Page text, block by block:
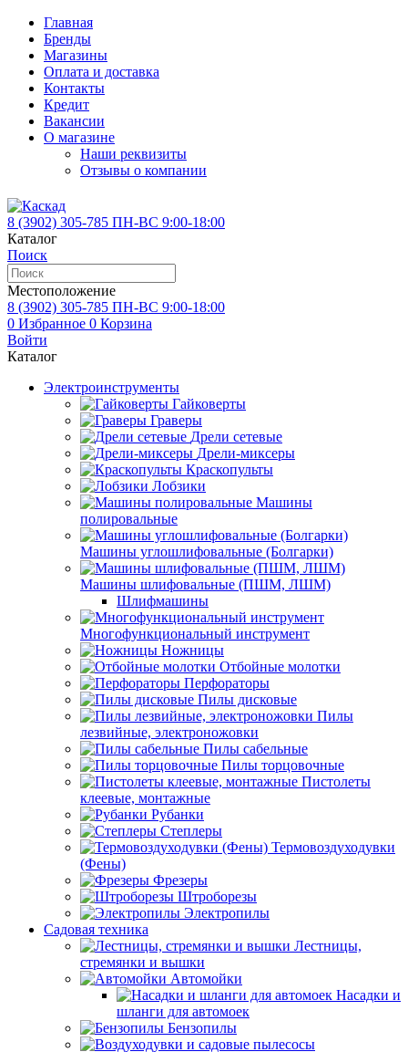
Главная
Бренды
Магазины
Оплата и доставка
Контакты
Кредит
Вакансии
О магазине
Наши реквизиты
Отзывы о компании
8 (3902) 305-785 ПН-ВС 9:00-18:00
Каталог
Поиск
Местоположение
8 (3902) 305-785 ПН-ВС 9:00-18:00
0 Избранное 0 Корзина
Войти
Каталог
Электроинструменты
Гайковерты
Граверы
Дрели сетевые
Дрели-миксеры
Краскопульты
Лобзики
Машины
полировальные
Машины углошлифовальные (Болгарки)
Машины шлифовальные (ПШМ, ЛШМ)
Шлифмашины
Многофункциональный инструмент
Ножницы
Отбойные молотки
Перфораторы
Пилы дисковые
Пилы
лезвийные, электроножовки
Пилы сабельные
Пилы торцовочные
Пистолеты
клеевые, монтажные
Рубанки
Степлеры
Термовоздуходувки
(Фены)
Фрезеры
Штроборезы
Электропилы
Садовая техника
Лестницы,
стремянки и вышки
Автомойки
Насадки и
шланги для автомоек
Бензопилы